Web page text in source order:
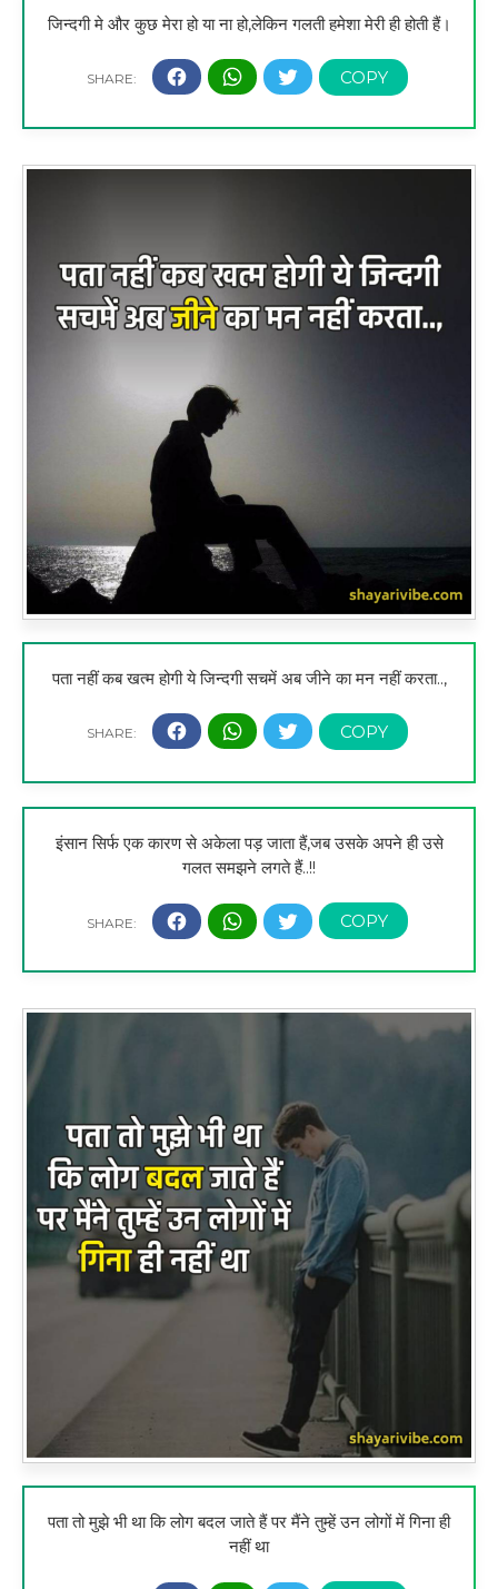
जिन्दगी मे और कुछ मेरा हो या ना हो,लेकिन गलती हमेशा मेरी ही होती हैं।
पता नहीं कब खत्म होगी ये जिन्दगी सचमें अब जीने का मन नहीं करता..,
इंसान सिर्फ एक कारण से अकेला पड़ जाता हैं,जब उसके अपने ही उसे
गलत समझने लगते हैं..!!
पता तो मुझे भी था कि लोग बदल जाते हैं पर मैंने तुम्हें उन लोगों में गिना ही
नहीं था